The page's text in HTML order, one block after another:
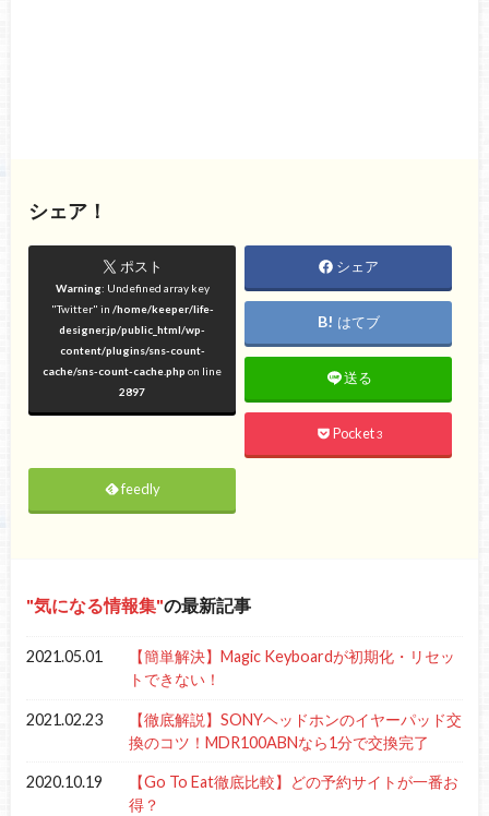
シェア！
ポスト
Warning: Undefined array key
"Twitter" in /home/keeper/life-
designer.jp/public_html/wp-
content/plugins/sns-count-
cache/sns-count-cache.php on line
2897
シェア
はてブ
送る
Pocket3
feedly
気になる情報集 の最新記事
2021.05.01
【簡単解決】Magic Keyboardが初期化・リセッ
トできない！
2021.02.23
【徹底解説】SONYヘッドホンのイヤーパッド交
換のコツ！MDR100ABNなら1分で交換完了
2020.10.19
【Go To Eat徹底比較】どの予約サイトが一番お
得？